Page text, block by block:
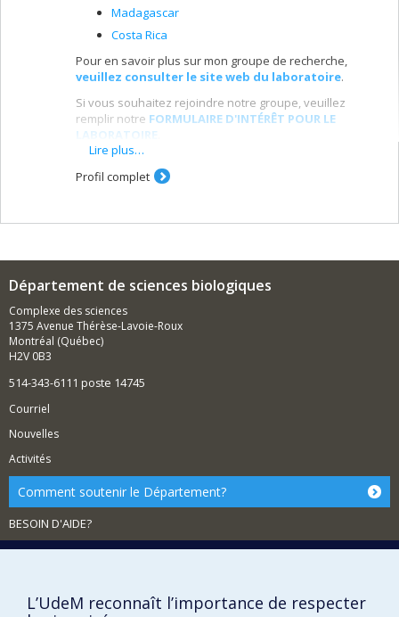
Madagascar
Costa Rica
Pour en savoir plus sur mon groupe de recherche,
veuillez consulter le site web du laboratoire.
Si vous souhaitez rejoindre notre groupe, veuillez
remplir notre FORMULAIRE D'INTÉRÊT POUR LE
LABORATOIRE
Mon laboratoire utilise des outils moléculaires -
changeants et hostiles
Génomique des populations de primates en
liberté
conservés
Développement de nouvelles méthodes d'écologie
moléculaire non invasive
Lire plus…
Profil complet
Département de sciences biologiques
Complexe des sciences
1375 Avenue Thérèse-Lavoie-Roux
Montréal (Québec)
H2V 0B3
514-343-6111 poste 14745
Courriel
Nouvelles
Activités
Comment soutenir le Département?
BESOIN D'AIDE?
Plan du site
Accessibilité
L’UdeM reconnaît l’importance de respecter